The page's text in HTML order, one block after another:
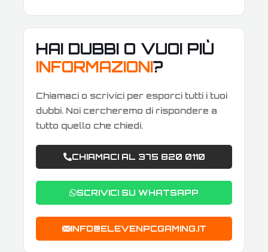
HAI DUBBI O VUOI PIÙ
INFORMAZIONI?
Chiamaci o scrivici per esporci tutti i tuoi
dubbi. Noi cercheremo di rispondere a
tutto quello che chiedi.
CHIAMACI AL 375 820 0110
SCRIVICI SU WHATSAPP
INFO@ELEVENPCGAMING.IT